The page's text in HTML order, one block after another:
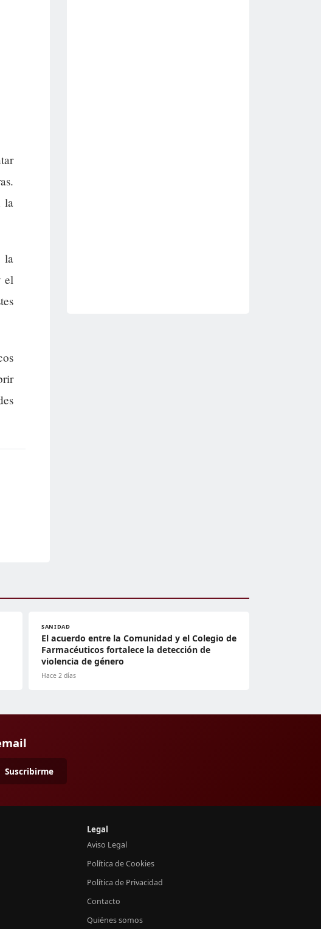
la
la
el
SANIDAD
El acuerdo entre la Comunidad y el Colegio de
Farmacéuticos fortalece la detección de
violencia de género
Hace 2 días
Suscribirme
Legal
Aviso Legal
Política de Cookies
Política de Privacidad
Contacto
Quiénes somos